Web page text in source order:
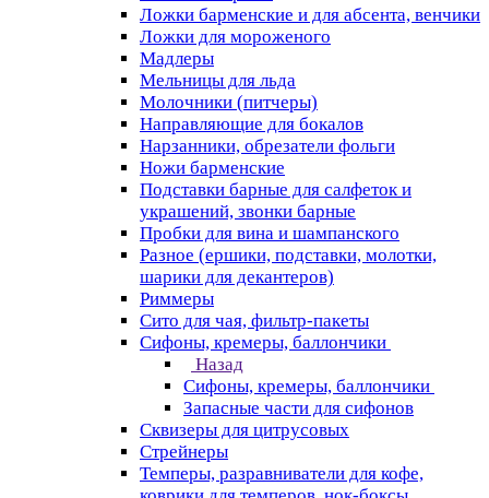
Ложки барменские и для абсента, венчики
Ложки для мороженого
Мадлеры
Мельницы для льда
Молочники (питчеры)
Направляющие для бокалов
Нарзанники, обрезатели фольги
Ножи барменские
Подставки барные для салфеток и
украшений, звонки барные
Пробки для вина и шампанского
Разное (ершики, подставки, молотки,
шарики для декантеров)
Риммеры
Сито для чая, фильтр-пакеты
Сифоны, кремеры, баллончики
Назад
Сифоны, кремеры, баллончики
Запасные части для сифонов
Сквизеры для цитрусовых
Стрейнеры
Темперы, разравниватели для кофе,